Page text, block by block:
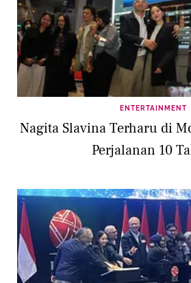
ENTERTAINMENT
Nagita Slavina Terharu di
Perjalanan 10